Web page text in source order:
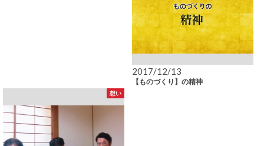
2017/12/13
【ものづくり】の精神
想い